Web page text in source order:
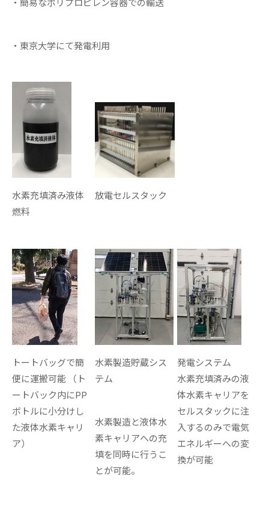
・東京大学にて発電利用
水素充填済み液体
燃料
放電セルスタック
トートバッグで簡
便に運搬可能 （ト
ートバック内にPP
ボトルに小分けし
た液体水素キャリ
ア）
水素製造貯蔵シス
テム
水素製造と液体水
素キャリアへの充
填を同時に行うこ
とが可能。
発電システム
水素充填済みの液
体水素キャリアを
セルスタックに注
入するのみで電気
エネルギーへの変
換が可能